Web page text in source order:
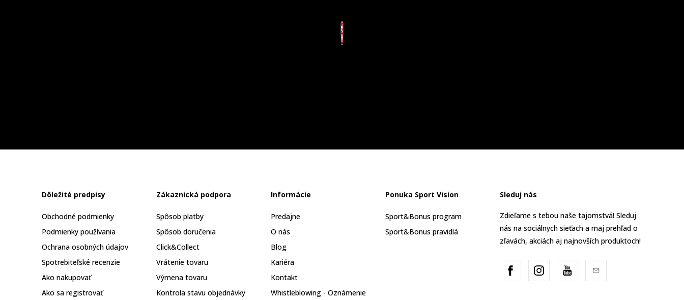
Dôležité predpisy
Obchodné podmienky
Podmienky používania
Ochrana osobných údajov
Spotrebiteľské recenzie
Ako nakupovať
Ako sa registrovať
Zákaznická podpora
Spôsob platby
Spôsob doručenia
Click&Collect
Vrátenie tovaru
Výmena tovaru
Kontrola stavu objednávky
Informácie
Predajne
O nás
Blog
Kariéra
Kontakt
Whistleblowing - Oznámenie
Ponuka Sport Vision
Sport&Bonus program
Sport&Bonus pravidlá
Sleduj nás
Zdieľame s tebou naše tajomstvá! Sleduj
nás na sociálnych sieťach a maj prehľad o
zľavách, akciách aj najnovších produktoch!